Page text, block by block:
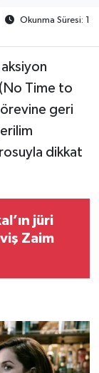
Okunma Süresi: 1
Time to
geri
dikkat
jüri
Zaim